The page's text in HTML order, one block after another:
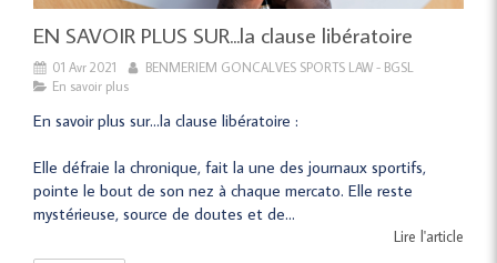
EN SAVOIR PLUS SUR...la clause libératoire
01 Avr 2021
BENMERIEM GONCALVES SPORTS LAW - BGSL
En savoir plus
En savoir plus sur…la clause libératoire :
Elle défraie la chronique, fait la une des journaux sportifs,
pointe le bout de son nez à chaque mercato. Elle reste
mystérieuse, source de doutes et de...
Lire l'article